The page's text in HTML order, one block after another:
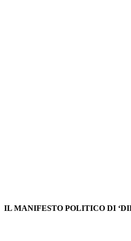
IL MANIFESTO POLITICO DI